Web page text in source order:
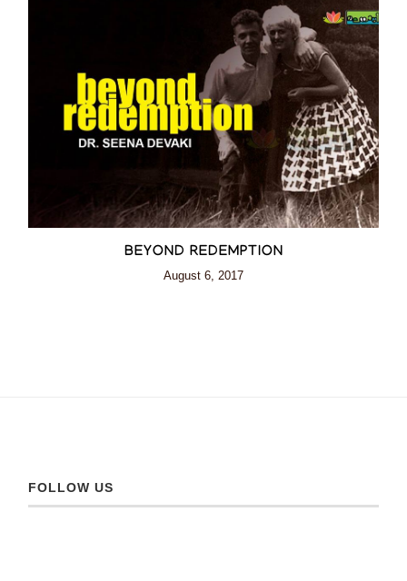
BEYOND REDEMPTION
August 6, 2017
FOLLOW US